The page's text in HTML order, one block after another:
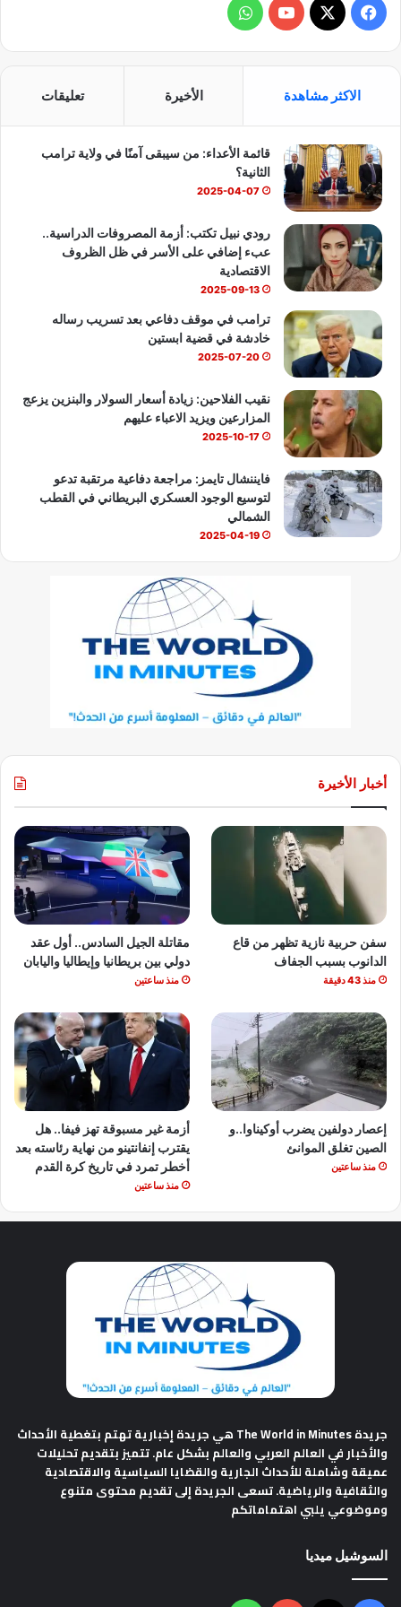
ي
و
ك
X
Y
T
u
e
ا
ا
ب
الاكثر مشاهدة الأخيرة تعليقات
قائمة الأعداء: من سيبقى آمنًا في ولاية ترامب
الثانية؟
2025-04-07
رودي نبيل تكتب: أزمة المصروفات الدراسية..
عبء إضافي على الأسر في ظل الظروف
الاقتصادية
2025-09-13
ترامب في موقف دفاعي بعد تسريب رساله
خادشة في قضية ابستين
2025-07-20
نقيب الفلاحين: زيادة أسعار السولار والبنزين يزعج
المزارعين ويزيد الاعباء عليهم
2025-10-17
فايننشال تايمز: مراجعة دفاعية مرتقبة تدعو
لتوسيع الوجود العسكري البريطاني في القطب
الشمالي
2025-04-19
أخبار الأخيرة
سفن حربية نازية تظهر من قاع
الدانوب بسبب الجفاف
منذ 43 دقيقة
مقاتلة الجيل السادس.. أول عقد
دولي بين بريطانيا وإيطاليا واليابان
منذ ساعتين
إعصار دولفين يضرب أوكيناوا..و
الصين تغلق الموانئ
منذ ساعتين
أزمة غير مسبوقة تهز فيفا.. هل
يقترب إنفانتينو من نهاية رئاسته بعد
أخطر تمرد في تاريخ كرة القدم
منذ ساعتين
جريدة The World in Minutes
هي جريدة إخبارية تهتم بتغطية الأحداث
والأخبار في العالم العربي والعالم بشكل عام. تتميز بتقديم تحليلات
عميقة وشاملة للأحداث الجارية والقضايا السياسية والاقتصادية
والثقافية والرياضية. تسعى الجريدة إلى تقديم محتوى متنوع
وموضوعي يلبي اهتماماتكم
السوشيل ميديا